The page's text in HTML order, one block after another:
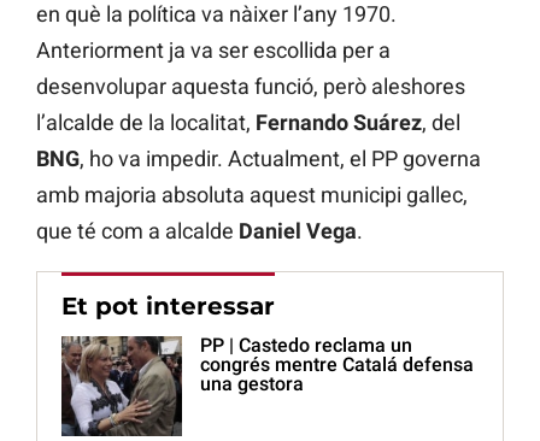
en què la política va nàixer l’any 1970.
Anteriorment ja va ser escollida per a
desenvolupar aquesta funció, però aleshores
l’alcalde de la localitat, Fernando Suárez, del
BNG, ho va impedir. Actualment, el PP governa
amb majoria absoluta aquest municipi gallec,
que té com a alcalde Daniel Vega.
Et pot interessar
PP | Castedo reclama un
congrés mentre Catalá defensa
una gestora